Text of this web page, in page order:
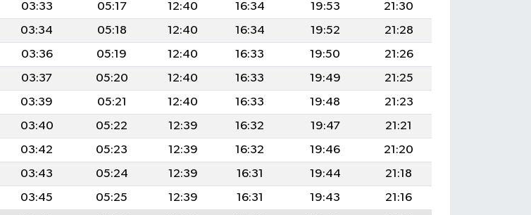
03:33 05:17 12:40 16:34 19:53
21:30
03:34 05:18 12:40 16:34 19:52
21:28
03:36 05:19 12:40 16:33 19:50
21:26
03:37 05:20 12:40 16:33 19:49
21:25
03:39 05:21 12:40 16:33 19:48
21:23
03:40 05:22 12:39 16:32 19:47
21:21
03:42 05:23 12:39 16:32 19:46
21:20
03:43 05:24 12:39 16:31 19:44
21:18
03:45 05:25 12:39 16:31 19:43
21:16